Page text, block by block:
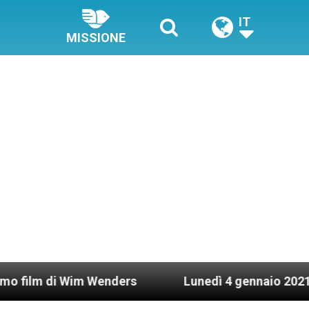
MISSIONE
IT
Wenders Lunedì 4 gennaio 2021: